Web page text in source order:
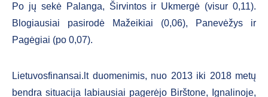
Po jų sekė Palanga, Širvintos ir Ukmergė (visur 0,11).
Blogiausiai pasirodė Mažeikiai (0,06), Panevėžys ir
Pagėgiai (po 0,07).
Lietuvosfinansai.lt duomenimis, nuo 2013 iki 2018 metų
bendra situacija labiausiai pagerėjo Birštone, Ignalinoje,